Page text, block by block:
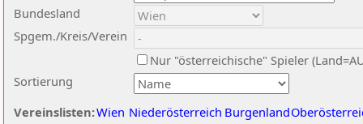
Sortierung
Bundesland
Spgem./Kreis/Verein
Nur "österreichische" Spieler
Vereinslisten:Wien Niederösterreich Burgenland